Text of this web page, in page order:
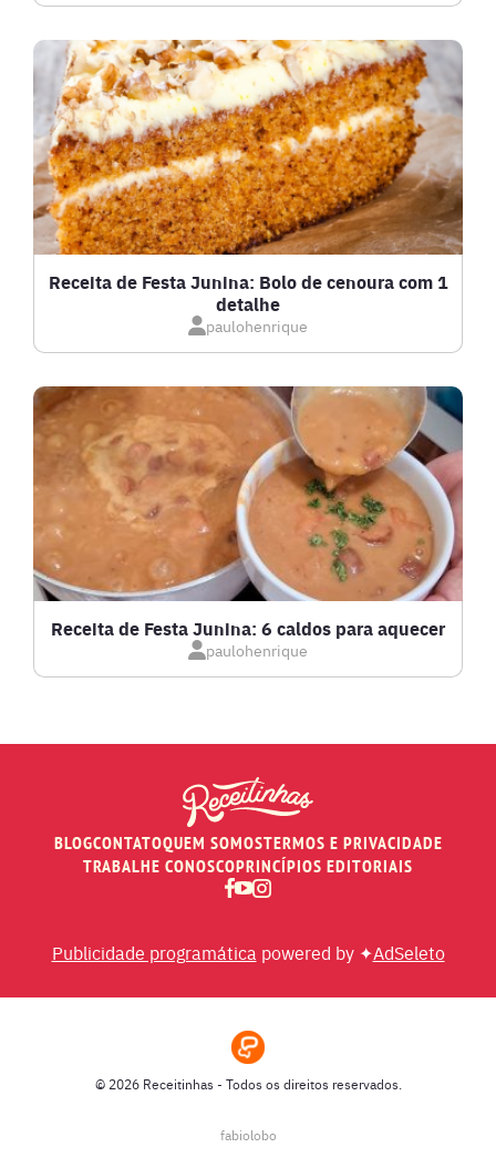
DRINKS
FRANGO
FRUTOS DO MAR
GRATINADOS
LANCHES
LASANHAS
LOW CARB
MASSAS E PASTAS
RECEITAS DE AIR FRYER
RECEITAS DE ANO NOVO (RÉVEILLON)
RECEITAS DE NATAL
Receita de Festa Junina: Bolo de cenoura com 1
detalhe
paulohenrique
Receita de Festa Junina: 6 caldos para aquecer
paulohenrique
BLOGCONTATOQUEM SOMOSTERMOS E PRIVACIDADE
TRABALHE CONOSCOPRINCÍPIOS EDITORIAIS
Publicidade programática powered by ✦AdSeleto
© 2026 Receitinhas - Todos os direitos reservados.
fabiolobo